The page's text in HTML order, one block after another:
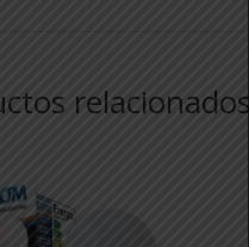
relacionados